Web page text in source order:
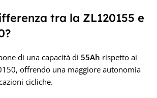
tra la ZL120155 e
di una capacità di 55Ah rispetto ai
offrendo una maggiore autonomia
cicliche.